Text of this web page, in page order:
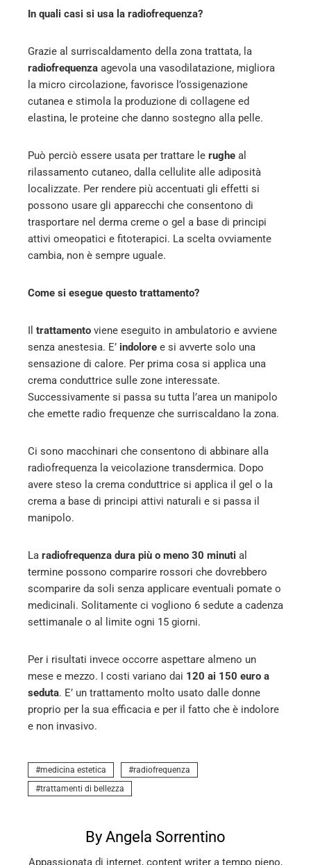
In quali casi si usa la radiofrequenza?
Grazie al surriscaldamento della zona trattata, la
radiofrequenza agevola una vasodilatazione, migliora
la micro circolazione, favorisce l’ossigenazione
cutanea e stimola la produzione di collagene ed
elastina, le proteine che danno sostegno alla pelle.
Può perciò essere usata per trattare le rughe al
rilassamento cutaneo, dalla cellulite alle adiposità
localizzate. Per rendere più accentuati gli effetti si
possono usare gli apparecchi che consentono di
trasportare nel derma creme o gel a base di principi
attivi omeopatici e fitoterapici. La scelta ovviamente
cambia, non è sempre uguale.
Come si esegue questo trattamento?
Il trattamento viene eseguito in ambulatorio e avviene
senza anestesia. E’ indolore e si avverte solo una
sensazione di calore. Per prima cosa si applica una
crema conduttrice sulle zone interessate.
Successivamente si passa su tutta l’area un manipolo
che emette radio frequenze che surriscaldano la zona.
Ci sono macchinari che consentono di abbinare alla
radiofrequenza la veicolazione transdermica. Dopo
avere steso la crema conduttrice si applica il gel o la
crema a base di principi attivi naturali e si passa il
manipolo.
La radiofrequenza dura più o meno 30 minuti al
termine possono comparire rossori che dovrebbero
scomparire da soli senza applicare eventuali pomate o
medicinali. Solitamente ci vogliono 6 sedute a cadenza
settimanale o al limite ogni 15 giorni.
Per i risultati invece occorre aspettare almeno un
mese e mezzo. I costi variano dai 120 ai 150 euro a
seduta. E’ un trattamento molto usato dalle donne
proprio per la sua efficacia e per il fatto che è indolore
e non invasivo.
medicina estetica
radiofrequenza
trattamenti di bellezza
By Angela Sorrentino
Appassionata di internet, content writer a tempo pieno,